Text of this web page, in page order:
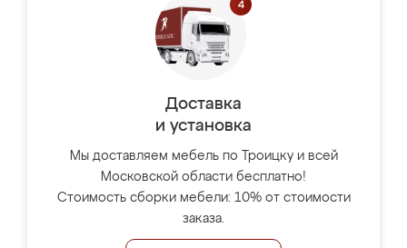
Доставка
и установка
Мы доставляем мебель по Троицку и всей
Московской области бесплатно!
Стоимость сборки мебели: 10% от стоимости
заказа.